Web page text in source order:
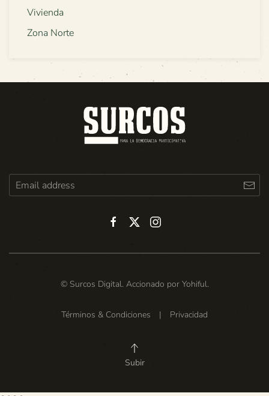
Vivienda
Zona Norte
© Surcos Digital. Accionado por Yohiful.
Términos & Condiciones | Privacidad
Subir